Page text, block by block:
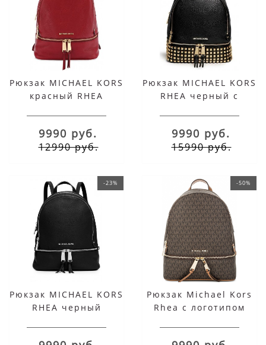
Рюкзак MICHAEL KORS
красный RHEA
9990 руб.
12990 руб.
Рюкзак MICHAEL KORS
RHEA черный с
9990 руб.
15990 руб.
-23%
Рюкзак MICHAEL KORS
RHEA черный
-50%
Рюкзак Michael Kors
Rhea с логотипом